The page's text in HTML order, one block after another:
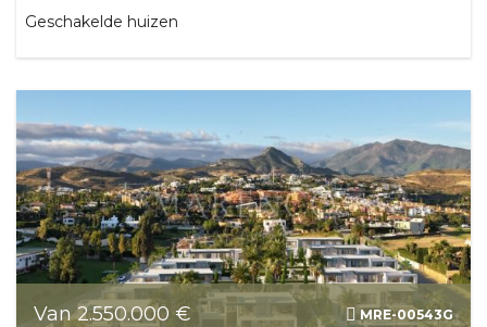
Geschakelde huizen
Van 2.550.000 € MRE-00543G